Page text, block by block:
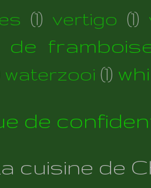
(1) vertigo (1)
de
waterzooi (1)
de
cuisine de